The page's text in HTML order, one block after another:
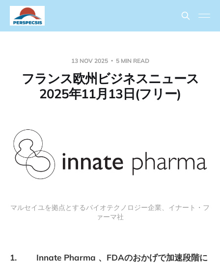
13 NOV 2025 5 MIN READ
フランス欧州ビジネスニュース
2025年11月13日(フリー)
マルセイユを拠点とするバイオテクノロジー企業、イナート・フ
ァーマ社
1. Innate Pharma 、FDAのおかげで加速段階に